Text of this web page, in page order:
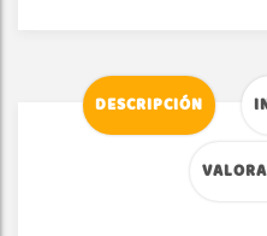
DESCRIPCIÓN